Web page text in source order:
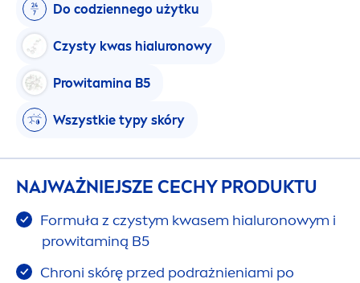
Do codziennego użytku
Czysty kwas hialuronowy
Prowitamina B5
Wszystkie typy skóry
NAJWAŻNIEJSZE CECHY PRODUKTU
Formuła z czystym kwasem hialuronowym i
prowitaminą B5
Chroni skórę przed podrażnieniami po